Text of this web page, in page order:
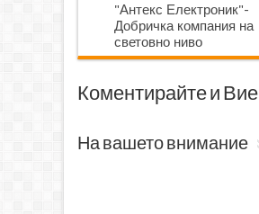
"Антекс Електроник"-
Добричка компания на
световно ниво
Коментирайте и Вие
На вашето внимание